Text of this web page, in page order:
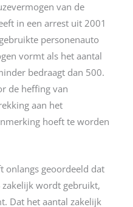
van de
in een arrest uit 2001
personenauto
vormt als het aantal
bedraagt dan 500.
de heffing van
aan het
hoeft te worden
onlangs geoordeeld dat
wordt gebruikt,
Dat het aantal zakelijk